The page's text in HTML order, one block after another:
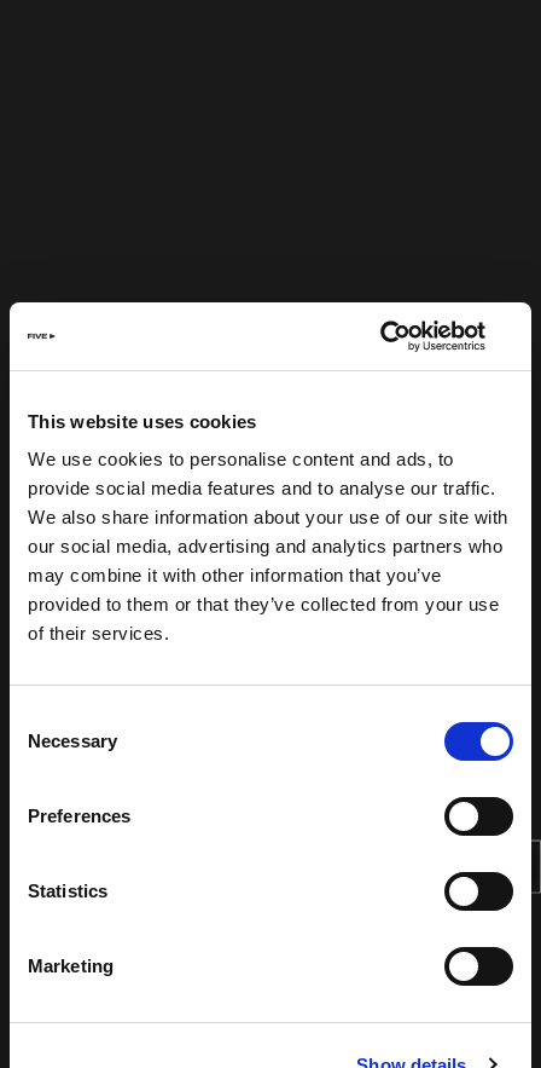
This website uses cookies
We use cookies to personalise content and ads, to
provide social media features and to analyse our traffic.
We also share information about your use of our site with
our social media, advertising and analytics partners who
may combine it with other information that you’ve
provided to them or that they’ve collected from your use
of their services.
Selection
Necessary
Preferences
Statistics
Marketing